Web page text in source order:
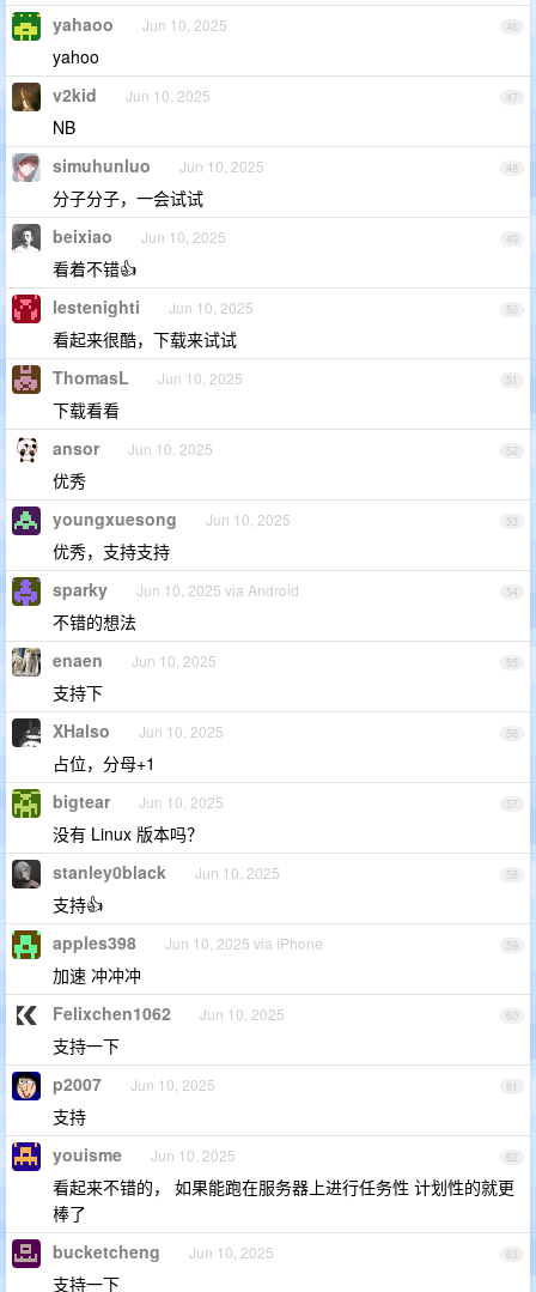
46
yahaoo Jun 10, 2025
yahoo
47
v2kid Jun 10, 2025
NB
48
simuhunluo Jun 10, 2025
分子分子，一会试试
49
beixiao Jun 10, 2025
看着不错👍
50
lestenighti Jun 10, 2025
看起来很酷，下载来试试
51
ThomasL Jun 10, 2025
下载看看
52
ansor Jun 10, 2025
优秀
53
youngxuesong Jun 10, 2025
优秀，支持支持
54
sparky Jun 10, 2025 via Android
不错的想法
55
enaen Jun 10, 2025
支持下
56
XHalso Jun 10, 2025
占位，分母+1
57
bigtear Jun 10, 2025
没有 Linux 版本吗？
58
stanley0black Jun 10, 2025
支持👍
59
apples398 Jun 10, 2025 via iPhone
加速 冲冲冲
60
Felixchen1062 Jun 10, 2025
支持一下
61
p2007 Jun 10, 2025
支持
62
youisme Jun 10, 2025
看起来不错的， 如果能跑在服务器上进行任务性 计划性的就更
棒了
63
bucketcheng Jun 10, 2025
支持一下